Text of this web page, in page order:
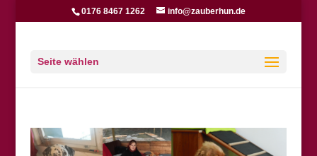
0176 8467 1262 info@zauberhun.de
Seite wählen